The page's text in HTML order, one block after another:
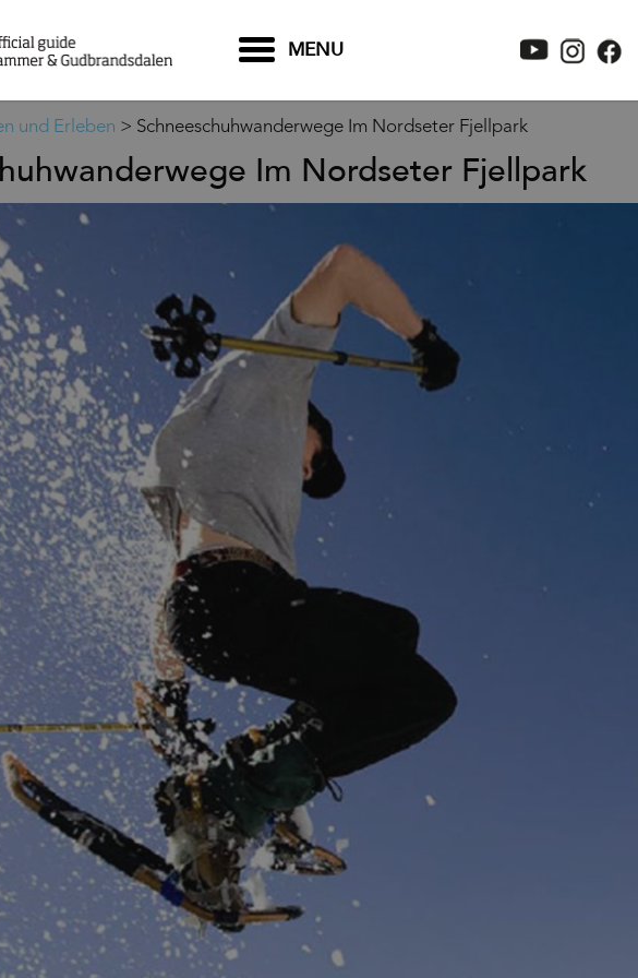
MENU
und Erleben > Schneeschuhwanderwege Im Nordseter Fjellpark
Im Nordseter Fjellpark